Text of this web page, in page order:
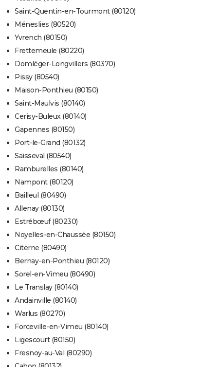
Saint-Quentin-en-Tourmont (80120)
Méneslies (80520)
Yvrench (80150)
Frettemeule (80220)
Domléger-Longvillers (80370)
Pissy (80540)
Maison-Ponthieu (80150)
Saint-Maulvis (80140)
Cerisy-Buleux (80140)
Gapennes (80150)
Port-le-Grand (80132)
Saisseval (80540)
Ramburelles (80140)
Nampont (80120)
Bailleul (80490)
Allenay (80130)
Estrébœuf (80230)
Noyelles-en-Chaussée (80150)
Citerne (80490)
Bernay-en-Ponthieu (80120)
Sorel-en-Vimeu (80490)
Le Translay (80140)
Andainville (80140)
Warlus (80270)
Forceville-en-Vimeu (80140)
Ligescourt (80150)
Fresnoy-au-Val (80290)